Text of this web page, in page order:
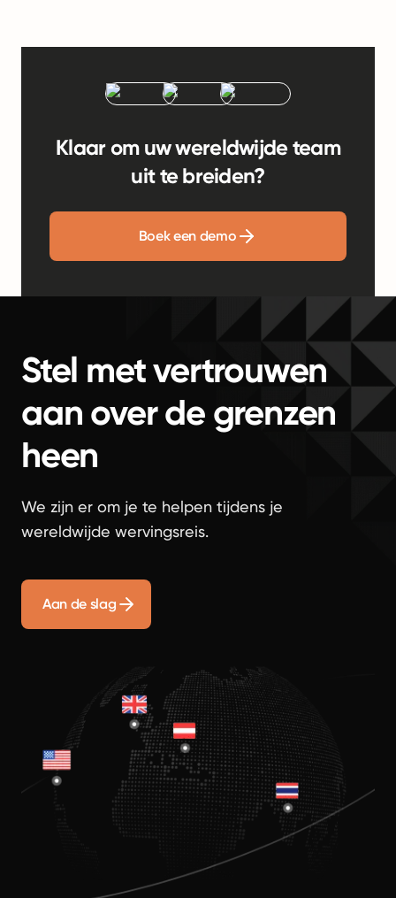
Klaar om uw wereldwijde team
uit te breiden?
Boek een demo
Stel met vertrouwen
aan over de grenzen
heen
We zijn er om je te helpen tijdens je
wereldwijde wervingsreis.
Aan de slag